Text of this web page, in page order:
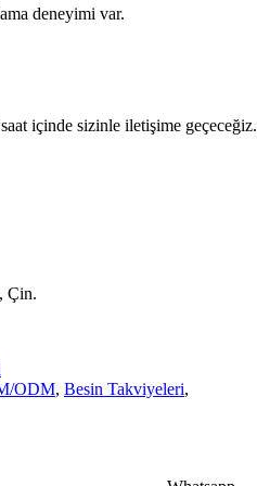
deneyimi var.
içinde sizinle iletişime geçeceğiz.
Çin.
ODM, Besin Takviyeleri,